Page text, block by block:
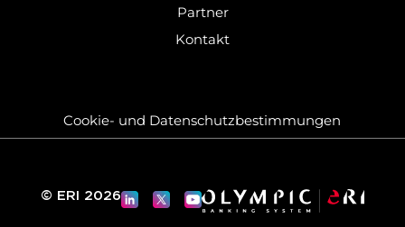
Partner
Kontakt
Cookie-​ und Da­ten­schutz­be­stim­mun­gen
© ERI 2026